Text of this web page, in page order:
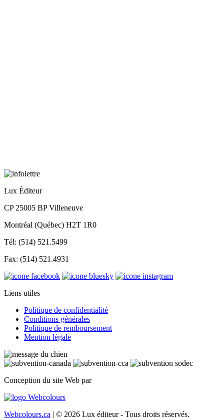
Lux Éditeur
CP 25005 BP Villeneuve
Montréal (Québec) H2T 1R0
Tél: (514) 521.5499
Fax: (514) 521.4931
Liens utiles
Politique de confidentialité
Conditions générales
Politique de remboursement
Mention légale
Conception du site Web par
Webcolours.ca | © 2026 Lux éditeur - Tous droits réservés.